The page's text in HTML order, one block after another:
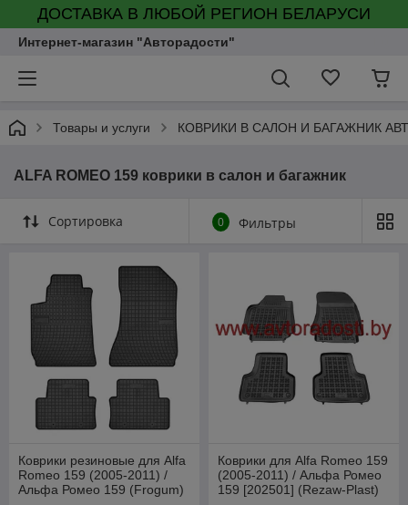
ДОСТАВКА В ЛЮБОЙ РЕГИОН БЕЛАРУСИ
Интернет-магазин "Авторадости"
Товары и услуги КОВРИКИ В САЛОН И БАГАЖНИК
ALFA ROMEO 159 коврики в салон и багажник
Сортировка 0 Фильтры
Коврики резиновые для Alfa
Romeo 159 (2005-2011) /
Альфа Ромео 159 (Frogum)
Коврики для Alfa Romeo 159
(2005-2011) / Альфа Ромео
159 [202501] (Rezaw-Plast)